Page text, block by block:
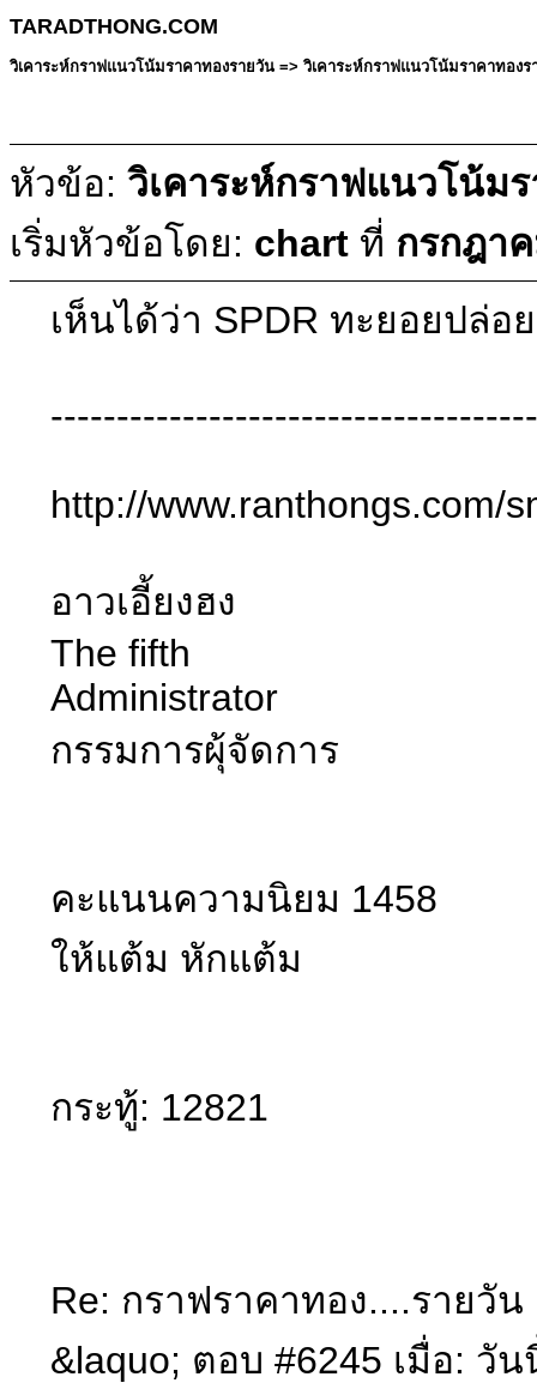
TARADTHONG.COM
วิเคาระห์กราฟแนวโน้มราคาทองรายวัน => วิเคาระห์กราฟแนวโน้มราคาทอ
หัวข้อ: วิเคาระห์กราฟแนวโน้ม
เริ่มหัวข้อโดย: chart ที่ กรกฎา
เห็นได้ว่า SPDR ทะยอยปล่
http://www.ranthongs.com/
อาวเอี้ยงฮง
The fifth
Administrator
กรรมการผุ้จัดการ
คะแนนความนิยม 1458
ให้แต้ม หักแต้ม
กระทู้: 12821
Re: กราฟราคาทอง....รายวัน
&laquo; ตอบ #6245 เมื่อ: วั